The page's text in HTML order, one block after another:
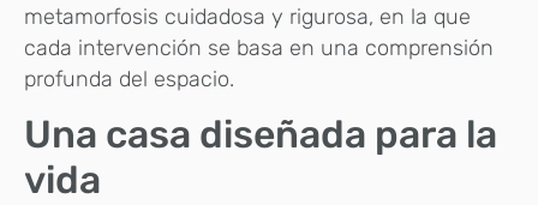
metamorfosis cuidadosa y rigurosa, en la que
cada intervención se basa en una comprensión
profunda del espacio.
Una casa diseñada para la
vida